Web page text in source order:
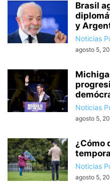
Brasil
y
Noticias
agosto 5,
Noticias
agosto 5,
¿Cómo
Noticias
agosto 5,